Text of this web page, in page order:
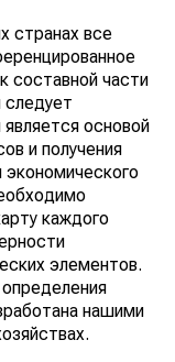
странах все
составной части
основой
и получения
экономического
каждого
элементов.
нашими